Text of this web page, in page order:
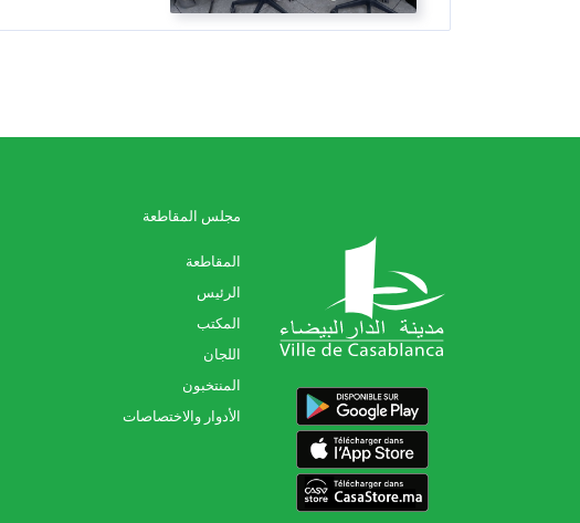
مجلس المقاطعة
المقاطعة
الرئيس
المكتب
اللجان
المنتخبون
الأدوار والاختصاصات